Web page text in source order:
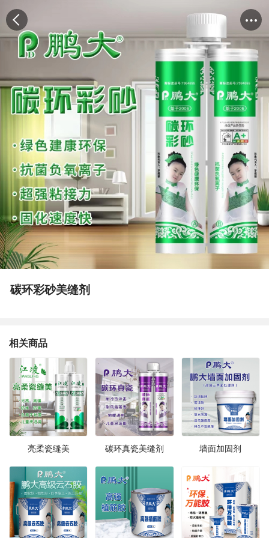
碳环彩砂美缝剂
相关商品
亮柔瓷缝美 碳环真瓷美缝剂 墙面加固剂